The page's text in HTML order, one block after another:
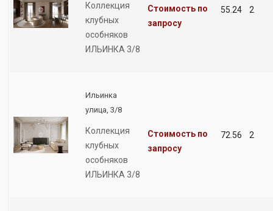
Коллекция
клубных
особняков
ИЛЬИНКА 3/8
Стоимость по
запросу
55.24 2
Ильинка
улица, 3/8
Коллекция
клубных
особняков
ИЛЬИНКА 3/8
Стоимость по
запросу
72.56 2